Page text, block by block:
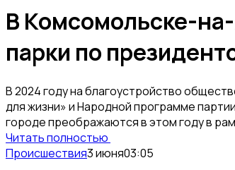
В Комсомольске-
парки по
В 2024 году на благоустройство
для жизни» и Народной программе
городе преображаются в этом году в
Читать полностью
Происшествия3 июня03:05